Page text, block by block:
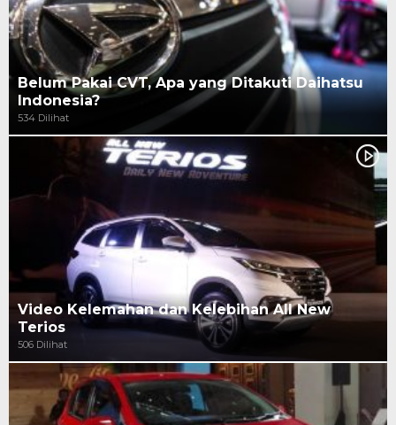
Belum Pakai CVT, Apa yang Ditakuti Daihatsu
Indonesia?
534 Dilihat
Video Kelemahan dan Kelebihan All New
Terios
506 Dilihat